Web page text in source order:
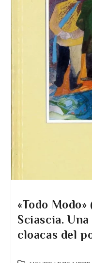
«Todo
Sciascia.
cloacas del